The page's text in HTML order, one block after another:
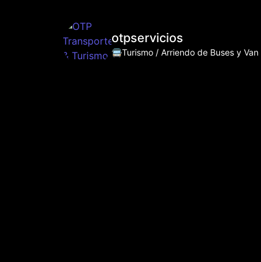
otpservicios
🚍Turismo / Arriendo de Buses y Van